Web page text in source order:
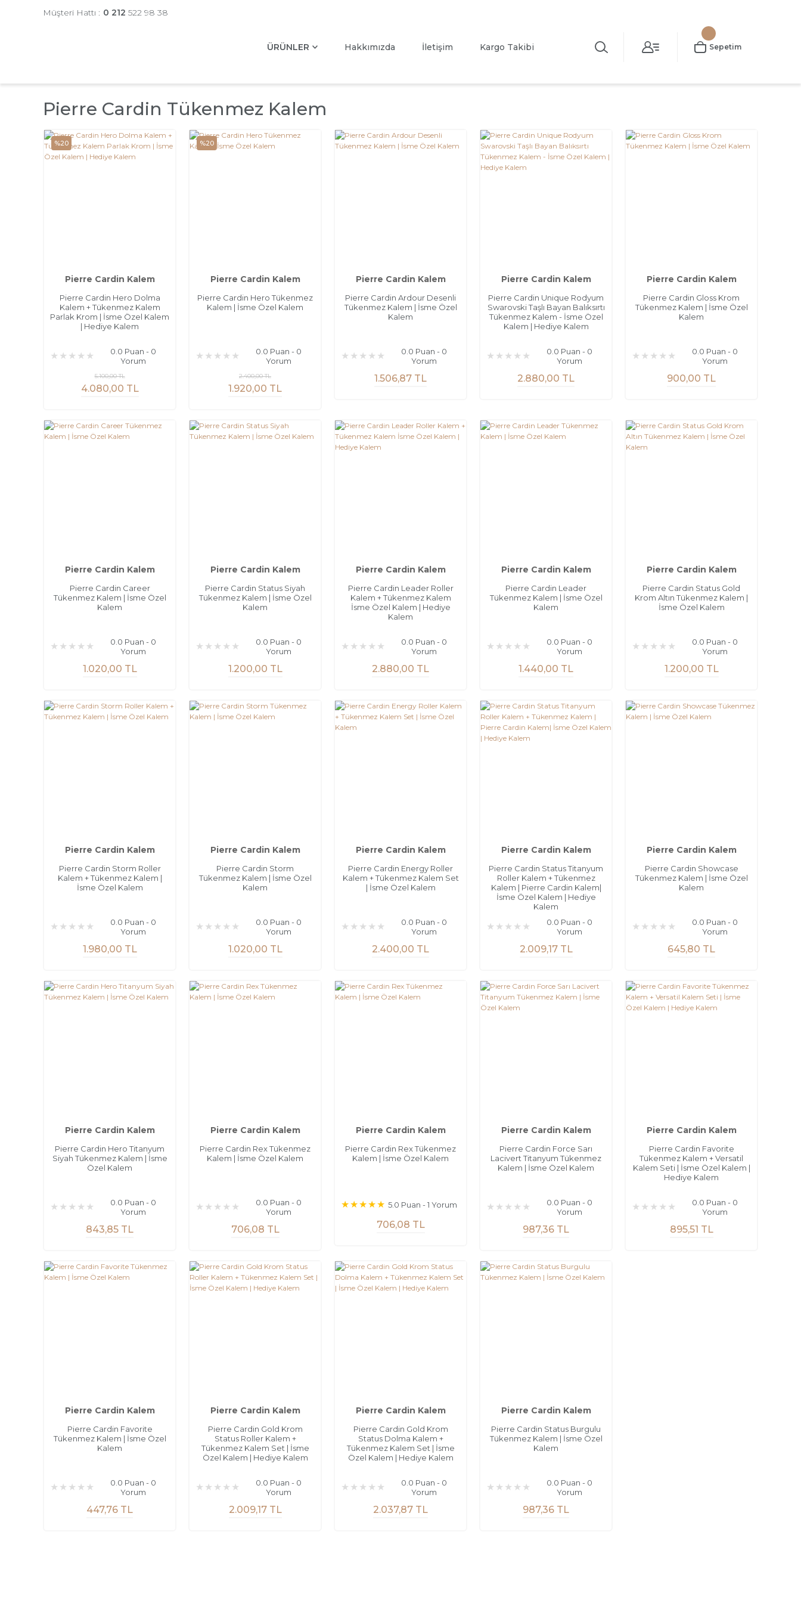
Müşteri Hattı : 0 212 522 98 38
ÜRÜNLER Hakkımızda İletişim Kargo Takibi Sepetim
Pierre Cardin Tükenmez Kalem
%20
Pierre Cardin Kalem
Pierre Cardin Hero Dolma
Kalem + Tükenmez Kalem
Parlak Krom | İsme Özel Kalem
| Hediye Kalem
0.0 Puan - 0
Yorum
4.080,00 TL
5.100,00 TL
%20
Pierre Cardin Kalem
Pierre Cardin Hero Tükenmez
Kalem | İsme Özel Kalem
0.0 Puan - 0
Yorum
1.920,00 TL
2.400,00 TL
Pierre Cardin Kalem
Pierre Cardin Ardour Desenli
Tükenmez Kalem | İsme Özel
Kalem
0.0 Puan - 0
Yorum
1.506,87 TL
Pierre Cardin Kalem
Pierre Cardin Unique Rodyum
Swarovski Taşlı Bayan Balıksırtı
Tükenmez Kalem - İsme Özel
Kalem | Hediye Kalem
0.0 Puan - 0
Yorum
2.880,00 TL
Pierre Cardin Kalem
Pierre Cardin Gloss Krom
Tükenmez Kalem | İsme Özel
Kalem
0.0 Puan - 0
Yorum
900,00 TL
Pierre Cardin Kalem
Pierre Cardin Career
Tükenmez Kalem | İsme Özel
Kalem
0.0 Puan - 0
Yorum
1.020,00 TL
Pierre Cardin Kalem
Pierre Cardin Status Siyah
Tükenmez Kalem | İsme Özel
Kalem
0.0 Puan - 0
Yorum
1.200,00 TL
Pierre Cardin Kalem
Pierre Cardin Leader Roller
Kalem + Tükenmez Kalem
İsme Özel Kalem | Hediye
Kalem
0.0 Puan - 0
Yorum
2.880,00 TL
Pierre Cardin Kalem
Pierre Cardin Leader
Tükenmez Kalem | İsme Özel
Kalem
0.0 Puan - 0
Yorum
1.440,00 TL
Pierre Cardin Kalem
Pierre Cardin Status Gold
Krom Altın Tükenmez Kalem |
İsme Özel Kalem
0.0 Puan - 0
Yorum
1.200,00 TL
Pierre Cardin Kalem
Pierre Cardin Storm Roller
Kalem + Tükenmez Kalem |
İsme Özel Kalem
0.0 Puan - 0
Yorum
1.980,00 TL
Pierre Cardin Kalem
Pierre Cardin Storm
Tükenmez Kalem | İsme Özel
Kalem
0.0 Puan - 0
Yorum
1.020,00 TL
Pierre Cardin Kalem
Pierre Cardin Energy Roller
Kalem + Tükenmez Kalem Set
| İsme Özel Kalem
0.0 Puan - 0
Yorum
2.400,00 TL
Pierre Cardin Kalem
Pierre Cardin Status Titanyum
Roller Kalem + Tükenmez
Kalem | Pierre Cardin Kalem|
İsme Özel Kalem | Hediye
Kalem
0.0 Puan - 0
Yorum
2.009,17 TL
Pierre Cardin Kalem
Pierre Cardin Showcase
Tükenmez Kalem | İsme Özel
Kalem
0.0 Puan - 0
Yorum
645,80 TL
Pierre Cardin Kalem
Pierre Cardin Hero Titanyum
Siyah Tükenmez Kalem | İsme
Özel Kalem
0.0 Puan - 0
Yorum
843,85 TL
Pierre Cardin Kalem
Pierre Cardin Rex Tükenmez
Kalem | İsme Özel Kalem
0.0 Puan - 0
Yorum
706,08 TL
Pierre Cardin Kalem
Pierre Cardin Rex Tükenmez
Kalem | İsme Özel Kalem
5.0 Puan - 1 Yorum
706,08 TL
Pierre Cardin Kalem
Pierre Cardin Force Sarı
Lacivert Titanyum Tükenmez
Kalem | İsme Özel Kalem
0.0 Puan - 0
Yorum
987,36 TL
Pierre Cardin Kalem
Pierre Cardin Favorite
Tükenmez Kalem + Versatil
Kalem Seti | İsme Özel Kalem |
Hediye Kalem
0.0 Puan - 0
Yorum
895,51 TL
Pierre Cardin Kalem
Pierre Cardin Favorite
Tükenmez Kalem | İsme Özel
Kalem
0.0 Puan - 0
Yorum
447,76 TL
Pierre Cardin Kalem
Pierre Cardin Gold Krom
Status Roller Kalem +
Tükenmez Kalem Set | İsme
Özel Kalem | Hediye Kalem
0.0 Puan - 0
Yorum
2.009,17 TL
Pierre Cardin Kalem
Pierre Cardin Gold Krom
Status Dolma Kalem +
Tükenmez Kalem Set | İsme
Özel Kalem | Hediye Kalem
0.0 Puan - 0
Yorum
2.037,87 TL
Pierre Cardin Kalem
Pierre Cardin Status Burgulu
Tükenmez Kalem | İsme Özel
Kalem
0.0 Puan - 0
Yorum
987,36 TL